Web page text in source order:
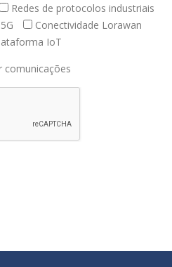
Redes de protocolos industriais
Conectividade Lorawan
IoT
comunicações